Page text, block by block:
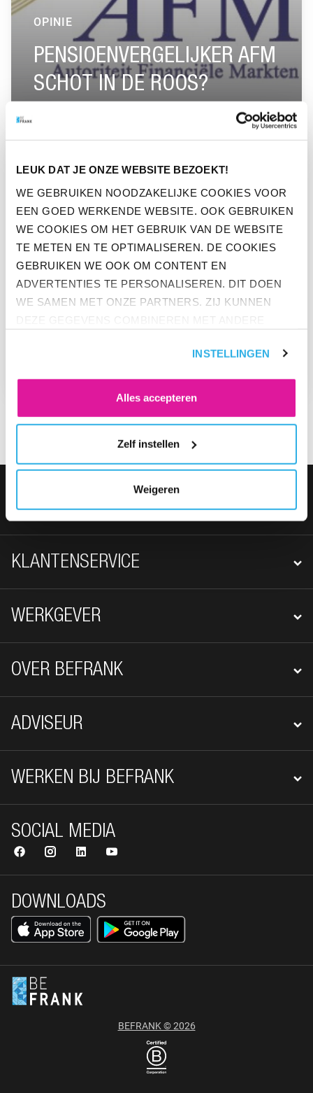
LEUK DAT JE ONZE WEBSITE BEZOEKT!
WE GEBRUIKEN NOODZAKELIJKE COOKIES VOOR
EEN GOED WERKENDE WEBSITE. OOK GEBRUIKEN
WE COOKIES OM HET GEBRUIK VAN DE WEBSITE
TE METEN EN TE OPTIMALISEREN. DE COOKIES
GEBRUIKEN WE OOK OM CONTENT EN
ADVERTENTIES TE PERSONALISEREN. DIT DOEN
WE SAMEN MET ONZE PARTNERS. ZIJ KUNNEN
ACCEPTEREN' ALS JE INSTEMT MET ALLE
NOODZAKELIJKE COOKIES WILT. ONDER 'ZELF
ALTIJD JE TOESTEMMING VOOR DE COOKIES
INSTELLINGEN
Alles accepteren
Zelf instellen
Weigeren
PENSIOENVERGELIJKER AFM
SCHOT IN DE ROOS?
OPINIE
GA NAAR “ADVIESROL HOORT NIET THUIS BIJ
ADVIESROL HOORT NIET THUIS
FOOTER NAVIGATIE
WERKNEMER
KLANTENSERVICE
WERKGEVER
OVER BEFRANK
ADVISEUR
WERKEN BIJ BEFRANK
DOWNLOADS
SOCIAL MEDIA
BEFRANK © 2026